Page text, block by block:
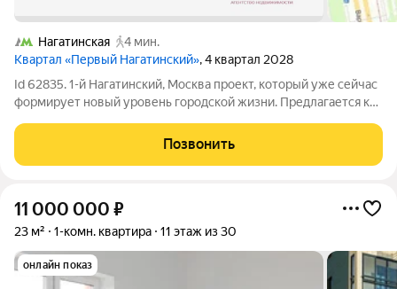
Нагатинская
4 мин.
Квартал «Первый Нагатинский», 4 квартал 2028
Id 62835. 1-й Нагатинский, Москва проект, который уже сейчас
формирует новый уровень городской жизни. Предлагается к
(white box), на 15 этаже. Выдача ключей уже в июне, что
позволяет
Позвонить
11 000 000 ₽
23 м² 1-комн. квартира 11 этаж из 30
онлайн показ